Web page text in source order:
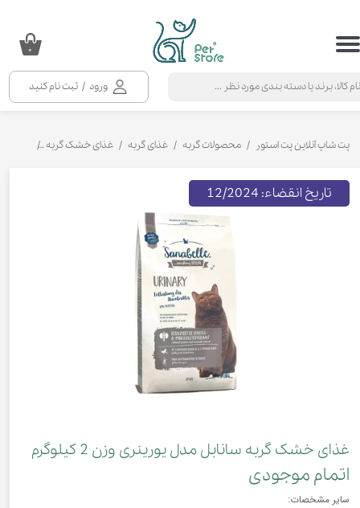
ورود / ثبت نام کنید
حساب کاربری من
خروج از حساب کاربری
۰
پت شاپ آنلاین پت استور محصولات گربه غذای گربه غذای خشک گربه
غذای خشک گربه سانابل مدل یورینری وزن 2 کیلوگرم
اتمام موجودی
سایر مشخصات:
تاریخ انقضاء: 12/2024